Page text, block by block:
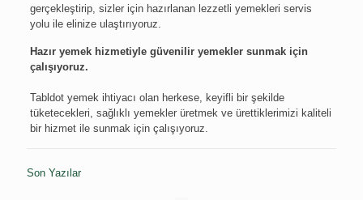
gerçekleştirip, sizler için hazırlanan lezzetli yemekleri servis
yolu ile elinize ulaştırıyoruz.
Hazır yemek hizmetiyle güvenilir yemekler sunmak için
çalışıyoruz.
Tabldot yemek ihtiyacı olan herkese, keyifli bir şekilde
tüketecekleri, sağlıklı yemekler üretmek ve ürettiklerimizi kaliteli
bir hizmet ile sunmak için çalışıyoruz.
Son Yazılar